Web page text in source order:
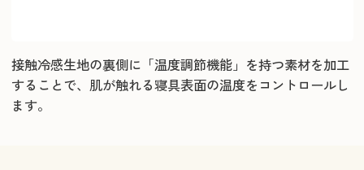
接触冷感生地の裏側に「温度調節機能」を持つ素材を加工
することで、肌が触れる寝具表面の温度をコントロールし
ます。